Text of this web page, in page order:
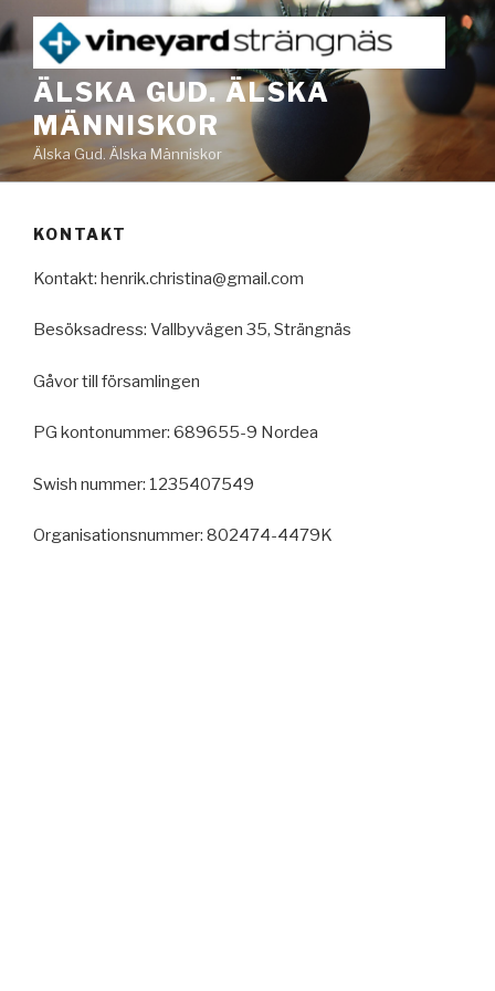
to
content
ÄLSKA GUD. ÄLSKA
MÄNNISKOR
Älska Gud. Älska Människor
KONTAKT
Kontakt: henrik.christina@gmail.com
Besöksadress: Vallbyvägen 35, Strängnäs
Gåvor till församlingen
PG kontonummer: 689655-9 Nordea
Swish nummer: 1235407549
Organisationsnummer: 802474-4479K